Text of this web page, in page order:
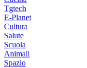
Tgtech
E-Planet
Cultura
Salute
Scuola
Animali
Spazio